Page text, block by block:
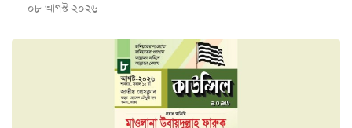
০৮ আগস্ট ২০২৬